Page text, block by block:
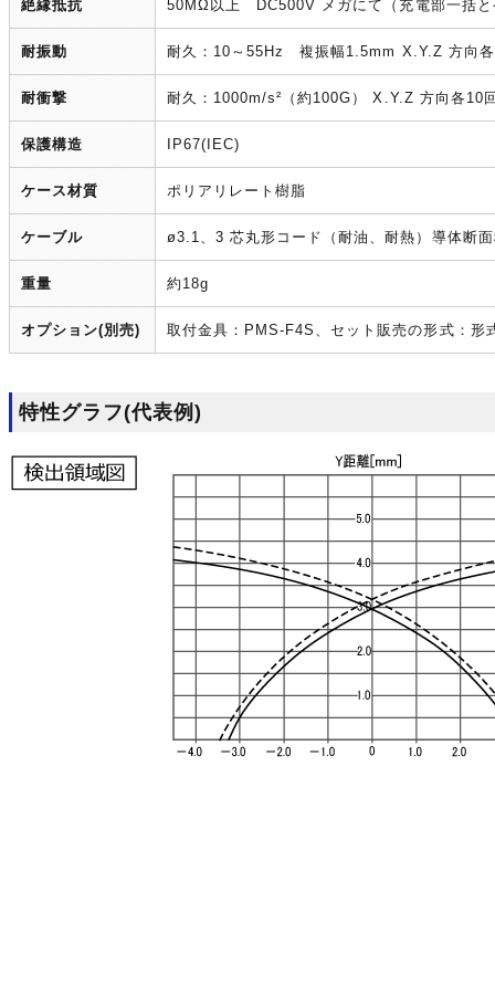
絶縁抵抗 50MΩ以上 DC500V メガにて（充電部一括と
耐振動 耐久：10～55Hz 複振幅1.5mm X.Y.Z 方向各
耐衝撃 耐久：1000m/s²（約100G） X.Y.Z 方向各10
保護構造 IP67(IEC)
ケース材質 ポリアリレート樹脂
ケーブル ø3.1、3 芯丸形コード（耐油、耐熱）導体断
重量 約18g
オプション(別売) 取付金具：PMS-F4S、セット販売の形式：形
特性グラフ(代表例)